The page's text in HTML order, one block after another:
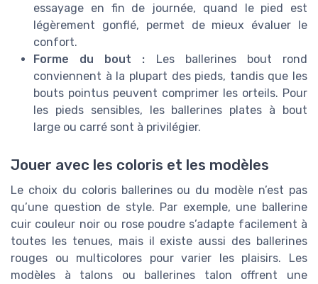
essayage en fin de journée, quand le pied est
légèrement gonflé, permet de mieux évaluer le
confort.
Forme du bout : Les ballerines bout rond
conviennent à la plupart des pieds, tandis que les
bouts pointus peuvent comprimer les orteils. Pour
les pieds sensibles, les ballerines plates à bout
large ou carré sont à privilégier.
Jouer avec les coloris et les modèles
Le choix du coloris ballerines ou du modèle n’est pas
qu’une question de style. Par exemple, une ballerine
cuir couleur noir ou rose poudre s’adapte facilement à
toutes les tenues, mais il existe aussi des ballerines
rouges ou multicolores pour varier les plaisirs. Les
modèles à talons ou ballerines talon offrent une